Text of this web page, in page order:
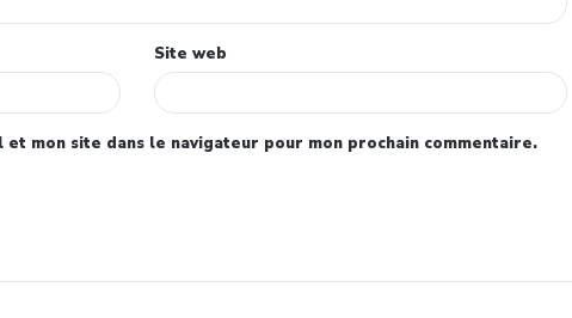
Site web
mon site dans le navigateur pour mon prochain commentaire.